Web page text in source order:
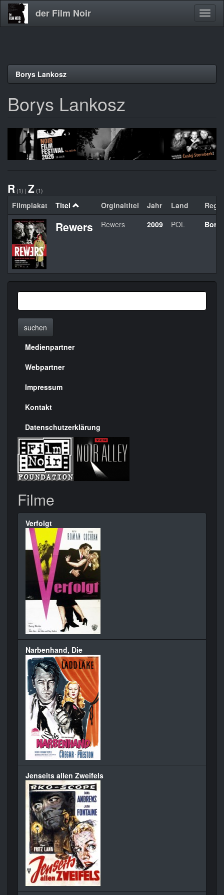
Direkt
der Film Noir
Borys Lankosz
Borys Lankosz
R (1) | Z (1)
Filmplakat Titel Orginaltitel Jahr Land Regie
Rewers Rewers 2009 POL
suchen
Menülinks
rechte
Seite
Medienpartner
Webpartner
Impressum
Kontakt
Datenschutzerklärung
Filme
Verfolgt
Narbenhand, Die
Jenseits allen Zweifels